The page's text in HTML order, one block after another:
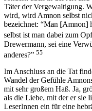
Täter der Vergewaltigung.
wird, wird Amnon selbst
bezeichnet: “Man [Amnon]
selbst ist man dabei zum
Drewermann, sei eine
anderes?” 55
Im Anschluss an die Tat
Wandel der Gefühle
mit sehr großem Haß. Ja,
als die Liebe, mit der er sie
LeserInnen ein für eine